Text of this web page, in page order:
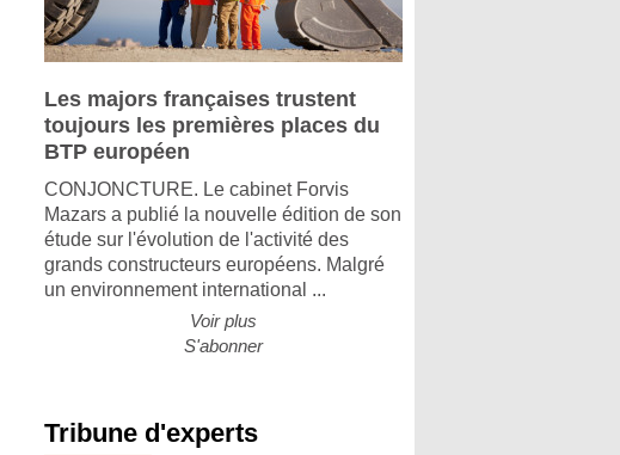
Les majors françaises trustent
toujours les premières places du
BTP européen
CONJONCTURE. Le cabinet Forvis
Mazars a publié la nouvelle édition de son
étude sur l'évolution de l'activité des
grands constructeurs européens. Malgré
un environnement international ...
Voir plus
S'abonner
Tribune d'experts